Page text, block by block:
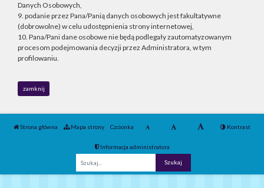
Danych Osobowych,
9. podanie przez Pana/Panią danych osobowych jest fakultatywne
(dobrowolne) w celu udostępnienia strony internetowej,
10. Pana/Pani dane osobowe nie będą podlegały zautomatyzowanym
procesom podejmowania decyzji przez Administratora, w tym
profilowaniu.
zamknij
Strona główna Mapa strony Czcionka Kontrast
Informacja administratora